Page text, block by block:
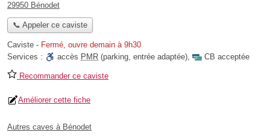
29950 Bénodet
📞 Appeler ce caviste
Caviste - Fermé, ouvre demain à 9h30
Services :
accès PMR (parking, entrée adaptée), CB acceptée
Recommander ce caviste
Améliorer cette fiche
Autres caves à Bénodet